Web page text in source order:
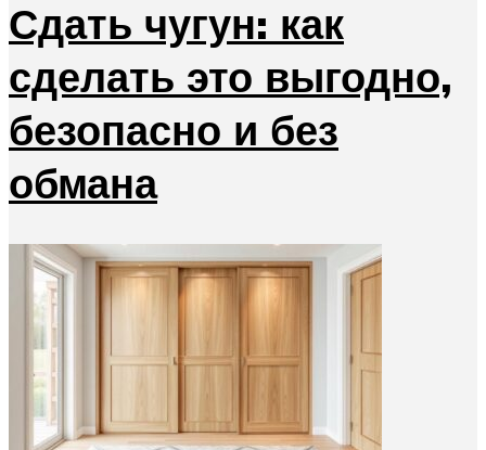
Сдать чугун: как
сделать это выгодно,
безопасно и без
обмана